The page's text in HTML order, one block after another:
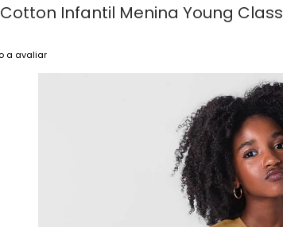
Infantil Menina Young Class
a avaliar